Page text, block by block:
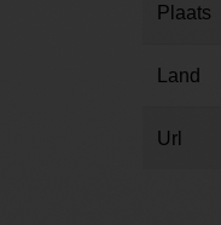
Plaats
Land
Url